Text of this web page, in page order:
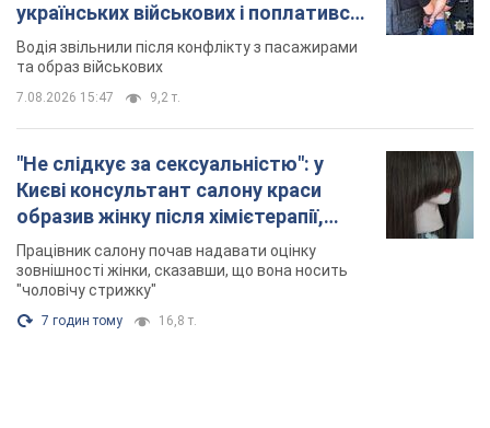
українських військових і поплатився.
Відео
Водія звільнили після конфлікту з пасажирами
та образ військових
7.08.2026 15:47 9,2 т.
"Не слідкує за сексуальністю": у
Києві консультант салону краси
образив жінку після хімієтерапії,
розгорівся скандал. Фото
Працівник салону почав надавати оцінку
зовнішності жінки, сказавши, що вона носить
"чоловічу стрижку"
7 годин тому 16,8 т.